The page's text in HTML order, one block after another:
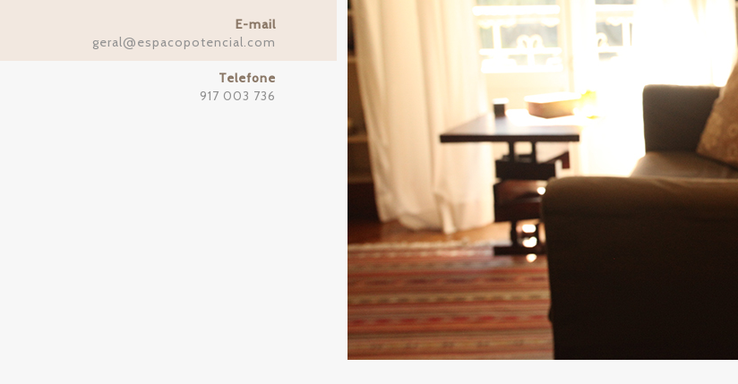
E-mail
geral@espacopotencial.com
Telefone
917 003 736